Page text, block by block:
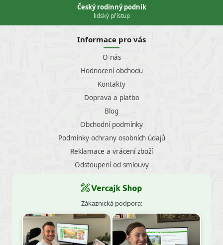
Český rodinný podnik
lidský přístup
Informace pro vás
O nás
Hodnocení obchodu
Kontakty
Doprava a platba
Blog
Obchodní podmínky
Podmínky ochrany osobních údajů
Reklamace a vrácení zboží
Odstoupení od smlouvy
Zákaznická podpora: